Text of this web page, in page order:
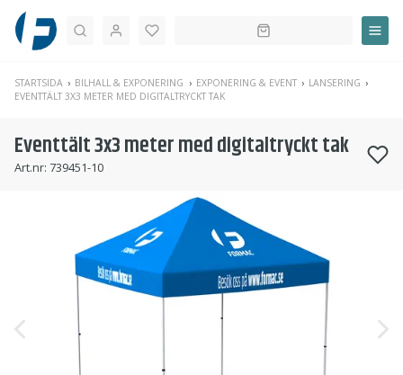
Sök
STARTSIDA BILHALL & EXPONERING EXPONERING & EVENT
LANSERING
EVENTTÄLT 3X3 METER MED DIGITALTRYCKT TAK
Eventtält 3x3 meter med digitaltryckt tak
Art.nr: 739451-10